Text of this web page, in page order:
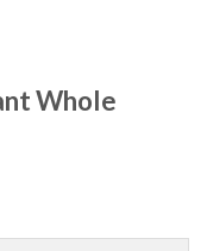
Whole